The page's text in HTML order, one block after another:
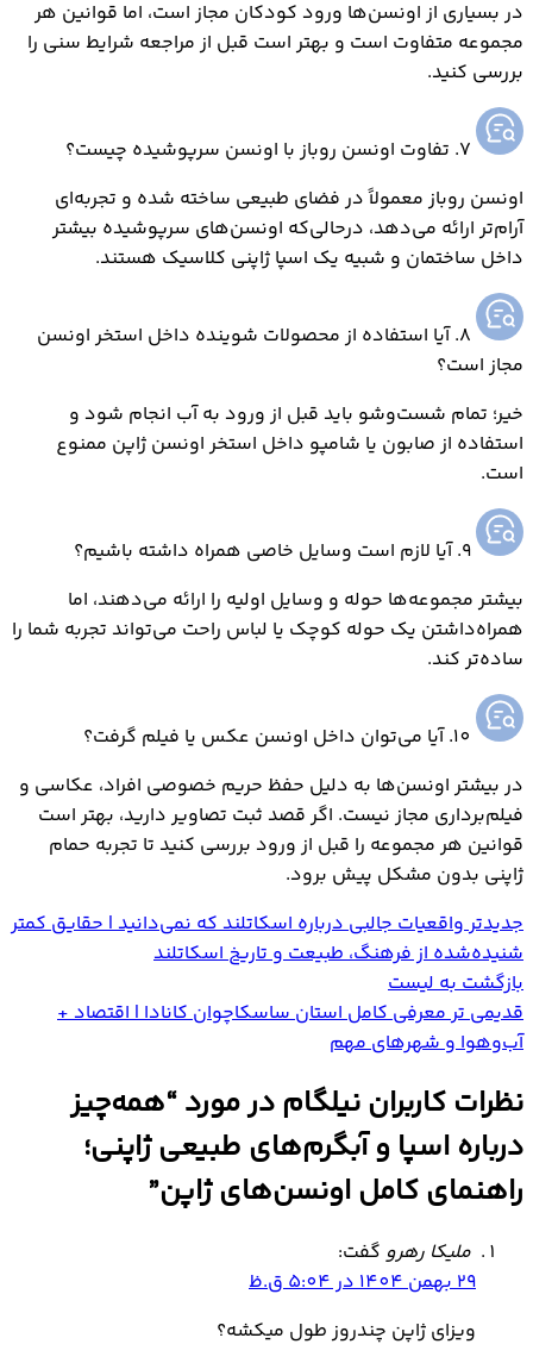
در بسیاری از اونسن‌ها ورود کودکان مجاز است، اما قوانین هر
مجموعه متفاوت است و بهتر است قبل از مراجعه شرایط سنی را
بررسی کنید.
7. تفاوت اونسن روباز با اونسن سرپوشیده چیست؟
اونسن روباز معمولاً در فضای طبیعی ساخته شده و تجربه‌ای
آرام‌تر ارائه می‌دهد، درحالی‌که اونسن‌های سرپوشیده بیشتر
داخل ساختمان و شبیه یک اسپا ژاپنی کلاسیک هستند.
8. آیا استفاده از محصولات شوینده داخل استخر اونسن
مجاز است؟
خیر؛ تمام شست‌وشو باید قبل از ورود به آب انجام شود و
استفاده از صابون یا شامپو داخل استخر اونسن ژاپن ممنوع
است.
9. آیا لازم است وسایل خاصی همراه داشته باشیم؟
بیشتر مجموعه‌ها حوله و وسایل اولیه را ارائه می‌دهند، اما
همراه‌داشتن یک حوله کوچک یا لباس راحت می‌تواند تجربه شما را
ساده‌تر کند.
10. آیا می‌توان داخل اونسن عکس یا فیلم گرفت؟
در بیشتر اونسن‌ها به دلیل حفظ حریم خصوصی افراد، عکاسی و
فیلم‌برداری مجاز نیست. اگر قصد ثبت تصاویر دارید، بهتر است
قوانین هر مجموعه را قبل از ورود بررسی کنید تا تجربه حمام
ژاپنی بدون مشکل پیش برود.
جدیدتر واقعیات جالبی درباره اسکاتلند که نمی‌دانید | حقایق کمتر
شنیده‌شده از فرهنگ، طبیعت و تاریخ اسکاتلند
بازگشت به لیست
قدیمی ترمعرفی کامل استان ساسکاچوان کانادا | اقتصاد +
آب‌وهوا و شهرهای مهم
نظرات کاربران نیلگام در مورد “همه‌چیز
درباره اسپا و آبگرم‌های طبیعی ژاپنی؛
راهنمای کامل اونسن‌های ژاپن”
ملیکا رهرو گفت:
29 بهمن 1404 در 5:04 ق.ظ
ویزای ژاپن چندروز طول میکشه؟